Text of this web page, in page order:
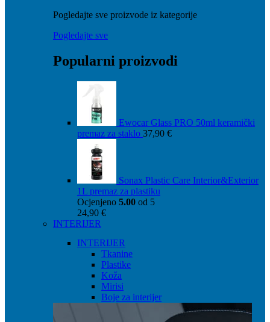
Pogledajte sve proizvode iz kategorije
Pogledajte sve
Popularni proizvodi
Ewocar Glass PRO 50ml keramički
premaz za staklo 37,90 €
Sonax Plastic Care Interior&Exterior
1L premaz za plastiku
Ocjenjeno 5.00 od 5
24,90 €
INTERIJER
INTERIJER
Tkanine
Plastike
Koža
Mirisi
Boje za interijer